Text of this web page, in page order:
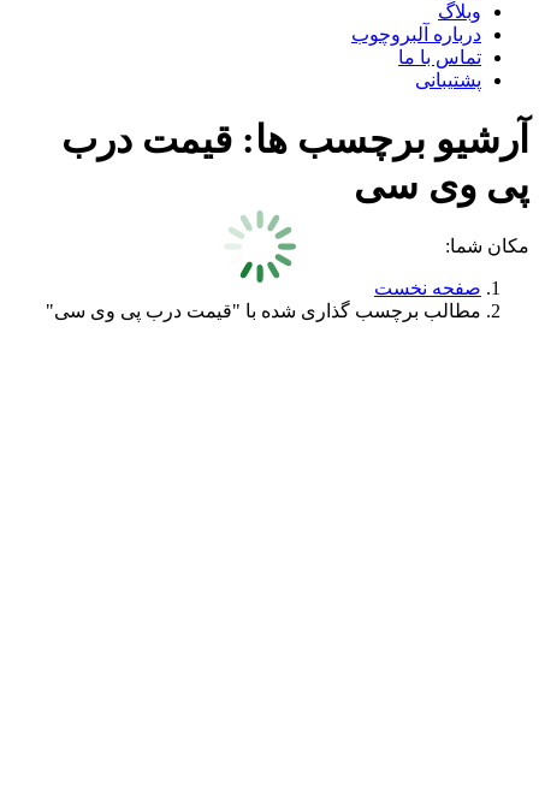
وبلاگ
درباره آلبروچوب
تماس با ما
پشتیبانی
آرشیو برچسب ها: قیمت درب
پی وی سی
مکان شما:
صفحه نخست
مطالب برچسب گذاری شده با "قیمت درب پی وی سی"